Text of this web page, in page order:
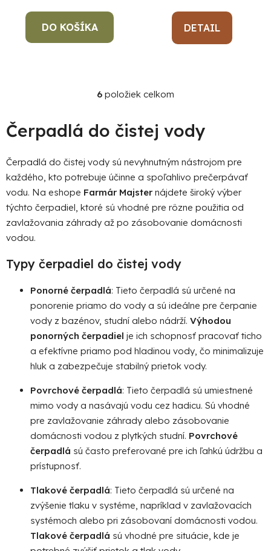
DO KOŠÍKA DETAIL
O
l
á
a
c
i
e
p
k
y
v
ý
p
i
s
u
6 položiek celkom
Čerpadlá do čistej vody
Čerpadlá do čistej vody sú nevyhnutným nástrojom pre
každého, kto potrebuje účinne a spoľahlivo prečerpávať
vodu. Na eshope Farmár Majster nájdete široký výber
týchto čerpadiel, ktoré sú vhodné pre rôzne použitia od
zavlažovania záhrady až po zásobovanie domácnosti
vodou.
Typy čerpadiel do čistej vody
Ponorné čerpadlá: Tieto čerpadlá sú určené na
ponorenie priamo do vody a sú ideálne pre čerpanie
vody z bazénov, studní alebo nádrží. Výhodou
ponorných čerpadiel je ich schopnosť pracovať ticho
a efektívne priamo pod hladinou vody, čo minimalizuje
hluk a zabezpečuje stabilný prietok vody.
Povrchové čerpadlá: Tieto čerpadlá sú umiestnené
mimo vody a nasávajú vodu cez hadicu. Sú vhodné
pre zavlažovanie záhrady alebo zásobovanie
domácnosti vodou z plytkých studní. Povrchové
čerpadlá sú často preferované pre ich ľahkú údržbu a
prístupnosť.
Tlakové čerpadlá: Tieto čerpadlá sú určené na
zvýšenie tlaku v systéme, napríklad v zavlažovacích
systémoch alebo pri zásobovaní domácnosti vodou.
Tlakové čerpadlá sú vhodné pre situácie, kde je